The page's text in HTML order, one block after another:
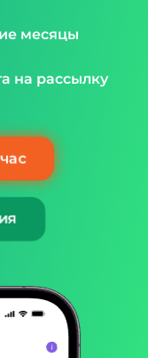
месяцы
на рассылку